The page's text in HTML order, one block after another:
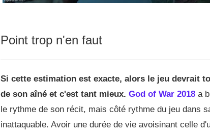
Point trop n'en faut
Si cette estimation est exacte, alors le jeu devrait
de son aîné et c'est tant mieux. God of War 2018 a
le rythme de son récit, mais côté rythme du jeu dans
inattaquable. Avoir une durée de vie avoisinant celle